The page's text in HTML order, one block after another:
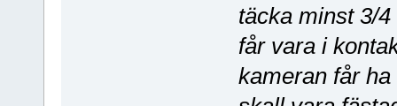
täcka minst 3/
får vara i
kameran får